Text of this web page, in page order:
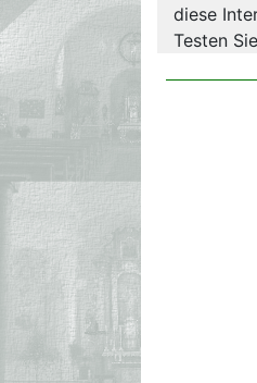
diese
Testen